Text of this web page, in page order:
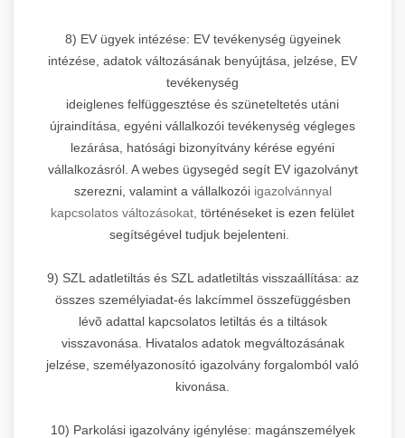
8) EV ügyek intézése: EV tevékenység ügyeinek
intézése, adatok változásának benyújtása, jelzése, EV
tevékenység
ideiglenes felfüggesztése és szüneteltetés utáni
újraindítása, egyéni vállalkozói tevékenység végleges
lezárása, hatósági bizonyítvány kérése egyéni
vállalkozásról. A webes ügysegéd segít EV igazolványt
szerezni, valamint a vállalkozói igazolvánnyal
kapcsolatos változásokat, történéseket is ezen felület
segítségével tudjuk bejelenteni.
9) SZL adatletiltás és SZL adatletiltás visszaállítása: az
összes személyiadat-és lakcímmel összefüggésben
lévõ adattal kapcsolatos letiltás és a tiltások
visszavonása. Hivatalos adatok megváltozásának
jelzése, személyazonosító igazolvány forgalomból való
kivonása.
10) Parkolási igazolvány igénylése: magánszemélyek